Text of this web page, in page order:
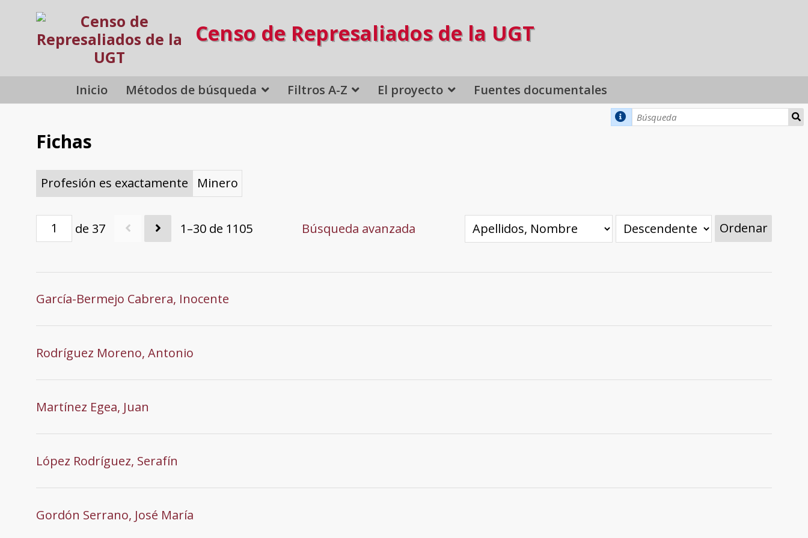
Censo de Represaliados de la UGT
Inicio Métodos de búsqueda Filtros A-Z El proyecto Fuentes documentales
Fichas
Profesión es exactamente Minero
de 37 1–30 de 1105 Búsqueda avanzada Ordenar
García-Bermejo Cabrera, Inocente
Rodríguez Moreno, Antonio
Martínez Egea, Juan
López Rodríguez, Serafín
Gordón Serrano, José María